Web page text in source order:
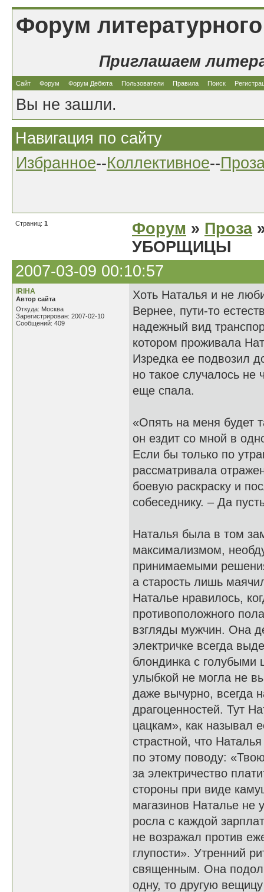
Форум
Приглашаем
Сайт Форум Форум Дебюта Пользователи Правила Поиск
Вы не зашли.
Навигация по сайту
Избранное--Коллективное--
Страниц: 1 Форум » Проза
УБОРЩИЦЫ
2007-03-09 00:10:57
IRIHA
Автор сайта
Откуда: Москва
Зарегистрирован: 2007-02-10
Сообщений: 409
Хоть Наталья и не
Вернее, пути-то
надежный вид
котором проживала
Изредка ее подвозил
но такое случалось не
еще спала.
«Опять на меня будет
он ездит со мной в
Если бы только по
рассматривала
боевую раскраску и
собеседнику. – Да
Наталья была в том
максимализмом,
принимаемыми
а старость лишь
Наталье нравилось,
противоположного
взгляды мужчин. Она
электричке всегда
блондинка с голубыми
улыбкой не могла не
даже вычурно, всегда
драгоценностей. Тут
цацкам», как называл
страстной, что
по этому поводу:
за электричество
стороны при виде
магазинов Наталье не
росла с каждой
не возражал против
глупости». Утренний
священным. Она
одну, то другую